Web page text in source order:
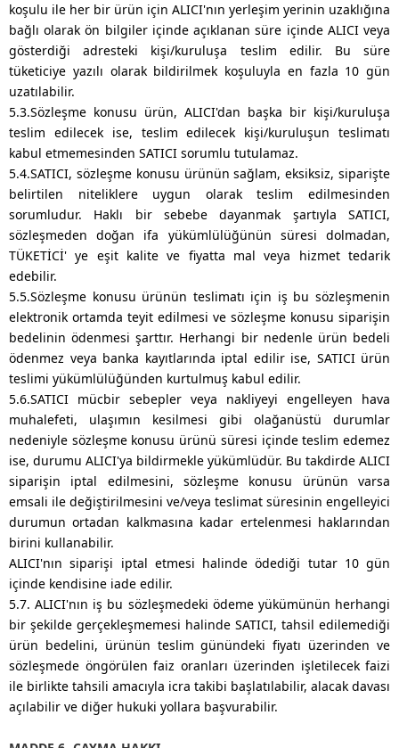
koşulu ile her bir ürün için ALICI'nın yerleşim yerinin uzaklığına
bağlı olarak ön bilgiler içinde açıklanan süre içinde ALICI veya
gösterdiği adresteki kişi/kuruluşa teslim edilir. Bu süre
tüketiciye yazılı olarak bildirilmek koşuluyla en fazla 10 gün
uzatılabilir.
5.3.Sözleşme konusu ürün, ALICI'dan başka bir kişi/kuruluşa
teslim edilecek ise, teslim edilecek kişi/kuruluşun teslimatı
kabul etmemesinden SATICI sorumlu tutulamaz.
5.4.SATICI, sözleşme konusu ürünün sağlam, eksiksiz, siparişte
belirtilen niteliklere uygun olarak teslim edilmesinden
sorumludur. Haklı bir sebebe dayanmak şartıyla SATICI,
sözleşmeden doğan ifa yükümlülüğünün süresi dolmadan,
TÜKETİCİ' ye eşit kalite ve fiyatta mal veya hizmet tedarik
edebilir.
5.5.Sözleşme konusu ürünün teslimatı için iş bu sözleşmenin
elektronik ortamda teyit edilmesi ve sözleşme konusu siparişin
bedelinin ödenmesi şarttır. Herhangi bir nedenle ürün bedeli
ödenmez veya banka kayıtlarında iptal edilir ise, SATICI ürün
teslimi yükümlülüğünden kurtulmuş kabul edilir.
5.6.SATICI mücbir sebepler veya nakliyeyi engelleyen hava
muhalefeti, ulaşımın kesilmesi gibi olağanüstü durumlar
nedeniyle sözleşme konusu ürünü süresi içinde teslim edemez
ise, durumu ALICI'ya bildirmekle yükümlüdür. Bu takdirde ALICI
siparişin iptal edilmesini, sözleşme konusu ürünün varsa
emsali ile değiştirilmesini ve/veya teslimat süresinin engelleyici
durumun ortadan kalkmasına kadar ertelenmesi haklarından
birini kullanabilir.
ALICI'nın siparişi iptal etmesi halinde ödediği tutar 10 gün
içinde kendisine iade edilir.
5.7. ALICI'nın iş bu sözleşmedeki ödeme yükümünün herhangi
bir şekilde gerçekleşmemesi halinde SATICI, tahsil edilemediği
ürün bedelini, ürünün teslim günündeki fiyatı üzerinden ve
sözleşmede öngörülen faiz oranları üzerinden işletilecek faizi
ile birlikte tahsili amacıyla icra takibi başlatılabilir, alacak davası
açılabilir ve diğer hukuki yollara başvurabilir.